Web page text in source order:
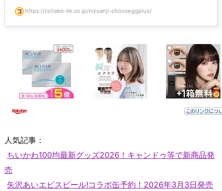
https://collabo-kk.co.jp/nijisanji-chocoeggplus/
人気記事：
ちいかわ100均最新グッズ2026！キャンドゥ等で新商品発
売
矢沢あいエビスビール!コラボ缶予約！2026年3月3日発売